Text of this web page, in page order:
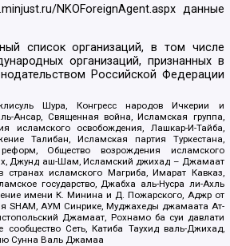
NKOForeignAgent.aspxданные
список организаций, в том числе
организаций, признанных в
Российской Федерации
Шура, Конгресс народов Ичкерии и
Ансар, Священная война, Исламская группа,
исламского освобождения, Лашкар-И-Тайба,
Талибан, Исламская партия Туркестана,
Общество возрождения исламского
Джунд аш-Шам, Исламский джихад – Джамаат
исламского Магриба, Имарат Кавказ,
государство, Джабха аль-Нусра ли-Ахль
имени К. Минина и Д. Пожарского, Аджр от
SHAM, АУМ Синрике, Муджахеды джамаата Ат-
Джамаат, Рохнамо ба суи давлати
сообщество Сеть, Катиба Таухид валь-Джихад,
Сунна Валь Джамаа